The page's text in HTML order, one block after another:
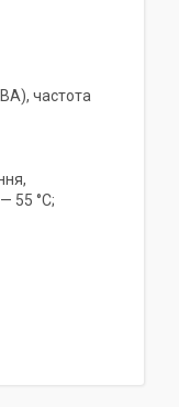
частота
55 °C;